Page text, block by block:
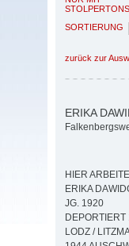
SORTIERUNG
zurück zur
ERIKA
HIER
ERIKA
JG. 1920
DEPORTIERT
LODZ /